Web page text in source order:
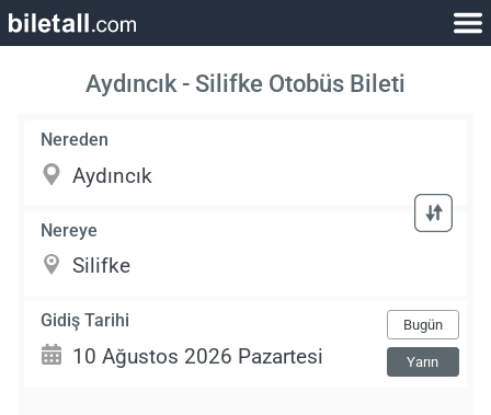
Aydıncık - Silifke Otobüs Bileti
Nereden
Nereye
Gidiş Tarihi Bugün
Yarın